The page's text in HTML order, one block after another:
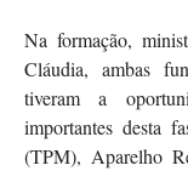
Na formação,
Cláudia, ambas
tiveram a
importantes desta
(TPM), Aparelho